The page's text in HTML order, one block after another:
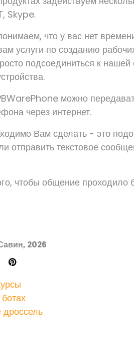
Skype.
что у вас нет
услуги по созданию
подсоединиться к
можно
через интернет.
Вам сделать - это
отправить текстовое
чтобы общение проходило
2026
дроссель